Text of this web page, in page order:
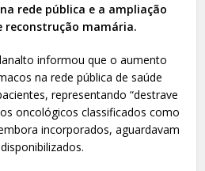
rede pública e a ampliação
reconstrução mamária.
informou que o aumento
na rede pública de saúde
representando “destrave
oncológicos classificados como
incorporados, aguardavam